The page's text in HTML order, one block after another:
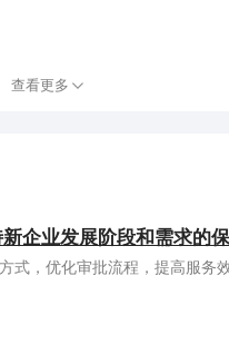
查看更多
企业发展阶段和需求的
式，优化审批流程，提高服务效